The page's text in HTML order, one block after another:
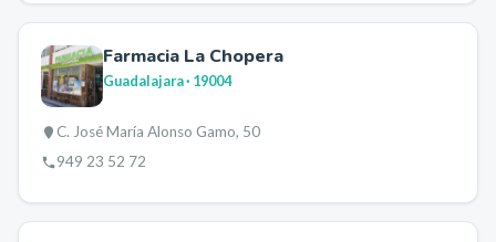
Farmacia La Chopera
Guadalajara· 19004
C. José María Alonso Gamo, 50
949 23 52 72